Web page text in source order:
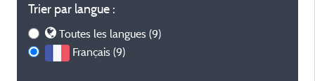
Trier par langue :
Toutes les langues (9)
Français (9)